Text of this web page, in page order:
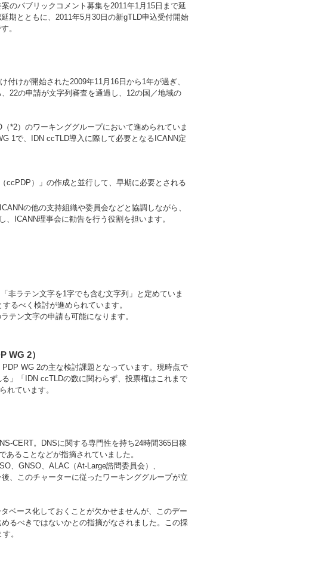
のパブリックコメント募集を2011年1月15日まで延
期とともに、2011年5月30日の新gTLD申込受付開始
。
付けが開始された2009年11月16日から1年が過ぎ、
22の申請が文字列審査を通過し、12の国／地域の
*2）のワーキンググループにおいて進められていま
1で、IDN ccTLD導入に際して必要となるICANN定
ccPDP）」の作成と並行して、早期に必要とされる
の他の支持組織や委員会などと協調しながら、
ICANN理事会に勧告を行う役割を担います。
非ラテン文字を1字でも含む文字列」と定めていま
るべく検討が進められています。
テン文字の申請も可能になります。
WG 2）
WG 2の主な検討課題となっています。現時点で
」「IDN ccTLDの数に関わらず、投票権はこれまで
れています。
CERT。DNSに関する専門性を持ち24時間365日稼
ることなどが指摘されていました。
、GNSO、ALAC（At-Large諮問委員会）、
、このチャーターに従ったワーキンググループが立
ベース化しておくことが欠かせませんが、このデー
るべきではないかとの指摘がなされました。この採
。